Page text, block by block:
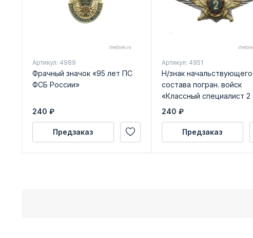
Артикул: 4989
Фрачный значок «95 лет ПС
ФСБ России»
240 ₽
Предзаказ
Артикул: 4951
Н/знак начальствующего
состава погран. войск
«Классный специалист 2
класса»
240 ₽
Предзаказ